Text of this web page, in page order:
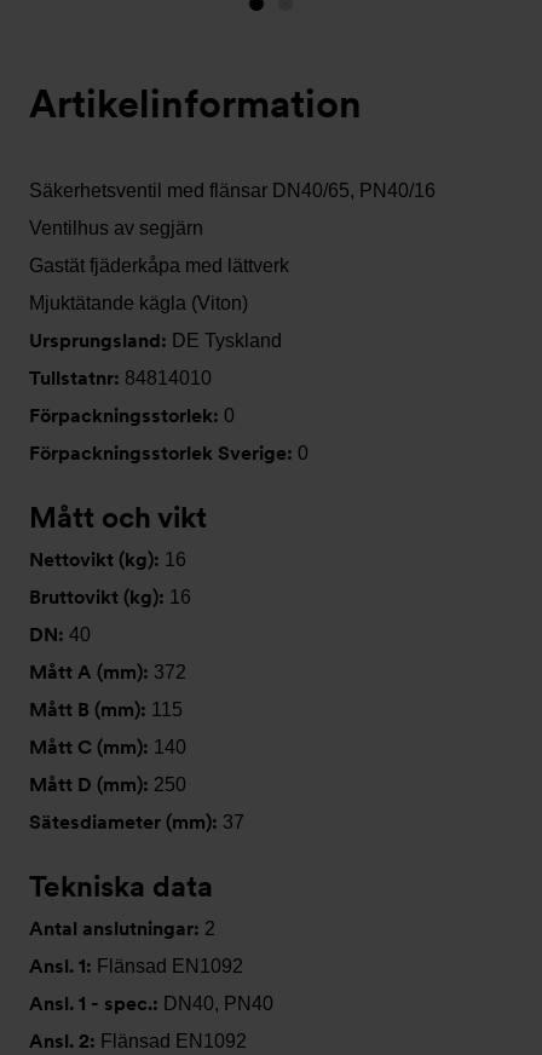
Bild
nu)
Artikelinformation
Säkerhetsventil med flänsar DN40/65, PN40/16
Ventilhus av segjärn
Gastät fjäderkåpa med lättverk
Mjuktätande kägla (Viton)
Ursprungsland: DE Tyskland
Tullstatnr: 84814010
Förpackningsstorlek: 0
Förpackningsstorlek Sverige: 0
Mått och vikt
Nettovikt (kg): 16
Bruttovikt (kg): 16
DN: 40
Mått A (mm): 372
Mått B (mm): 115
Mått C (mm): 140
Mått D (mm): 250
Sätesdiameter (mm): 37
Tekniska data
Antal anslutningar: 2
Ansl. 1: Flänsad EN1092
Ansl. 1 - spec.: DN40, PN40
Ansl. 2: Flänsad EN1092